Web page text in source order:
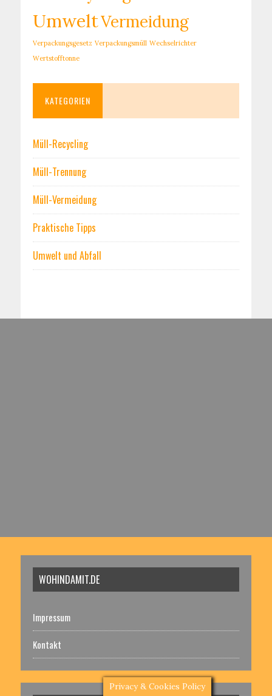
UmweltVermeidung
Verpackungsgesetz Verpackungsmüll Wechselrichter
Wertstofftonne
KATEGORIEN
Müll-Recycling
Müll-Trennung
Müll-Vermeidung
Praktische Tipps
Umwelt und Abfall
WOHINDAMIT.DE
Impressum
Kontakt
Privacy & Cookies Policy